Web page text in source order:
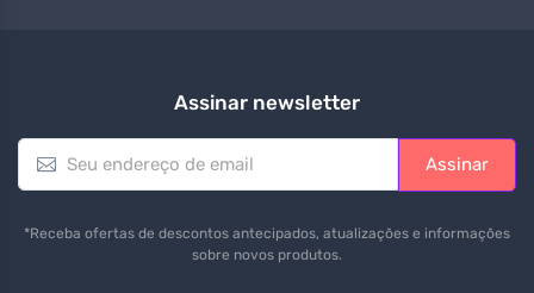
Assinar newsletter
E
a
Assinar
*Receba ofertas de descontos antecipados, atualizações e informações
sobre novos produtos.